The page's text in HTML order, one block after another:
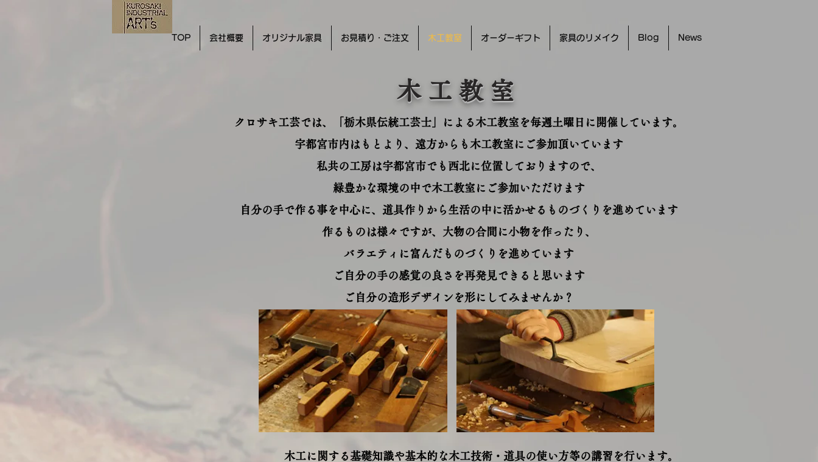
TOP 会社概要 オリジナル家具 お見積り・ご注文 木工教室 オーダーギフト 家具のリメイク Blog News
木 工 教 室
クロサキ工芸では、「栃木県伝統工芸士」による木工教室を毎週土曜日に開催しています。
宇都宮市内はもとより、遠方からも木工教室にご参加頂いています
私共の工房は宇都宮市でも西北に位置しておりますので、
緑豊かな環境の中で木工教室にご参加いただけます
自分の手で作る事を中心に、道具作りから生活の中に活かせるものづくりを進めています
作るものは様々ですが、大物の合間に小物を作ったり、
バラエティに富んだものづくりを進めています
ご自分の手の感覚の良さを再発見できると思います
ご自分の造形デザインを形にしてみませんか？
木工に関する基礎知識や基本的な木工技術・道具の使い方等の講習を行います。